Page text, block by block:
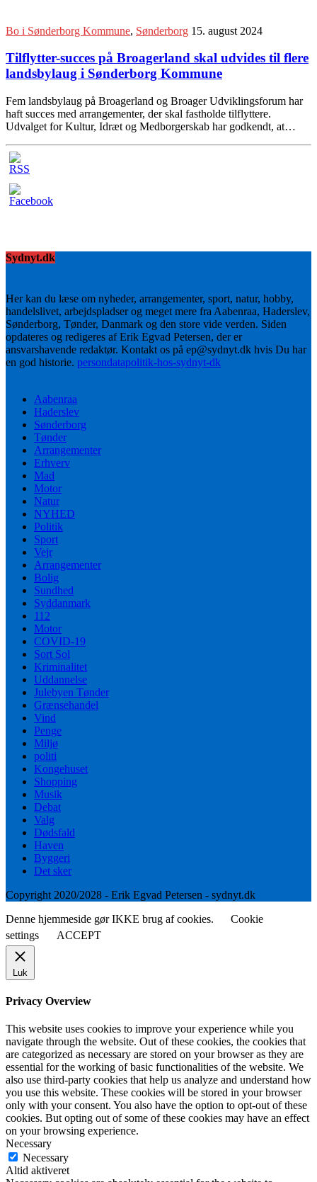
Bo i Sønderborg Kommune, Sønderborg 15. august 2024
Tilflytter-succes på Broagerland skal udvides til flere
landsbylaug i Sønderborg Kommune
Fem landsbylaug på Broagerland og Broager Udviklingsforum har
haft succes med arrangementer, der skal fastholde tilflyttere.
Udvalget for Kultur, Idræt og Medborgerskab har godkendt, at…
Sydnyt.dk
Her kan du læse om nyheder, arrangementer, sport, natur, hobby,
handelslivet, arbejdspladser og meget mere fra Aabenraa, Haderslev,
Sønderborg, Tønder, Danmark og den store vide verden. Siden
opdateres og redigeres af Erik Egvad Petersen, der er
ansvarshavende redaktør. Kontakt os på ep@sydnyt.dk hvis Du har
en god historie. persondatapolitik-hos-sydnyt-dk
Aabenraa
Haderslev
Sønderborg
Tønder
Arrangementer
Erhverv
Mad
Motor
Natur
NYHED
Politik
Sport
Vejr
Arrangementer
Bolig
Sundhed
Syddanmark
112
Motor
COVID-19
Sort Sol
Kriminalitet
Uddannelse
Julebyen Tønder
Grænsehandel
Vind
Penge
Miljø
politi
Kongehuset
Shopping
Musik
Debat
Valg
Dødsfald
Haven
Byggeri
Det sker
Copyright 2020/2028 - Erik Egvad Petersen - sydnyt.dk
Denne hjemmeside gør IKKE brug af cookies.
Cookie
settings
ACCEPT
Luk
Privacy Overview
This website uses cookies to improve your experience while you
navigate through the website. Out of these cookies, the cookies that
are categorized as necessary are stored on your browser as they are
essential for the working of basic functionalities of the website. We
also use third-party cookies that help us analyze and understand how
you use this website. These cookies will be stored in your browser
only with your consent. You also have the option to opt-out of these
cookies. But opting out of some of these cookies may have an effect
on your browsing experience.
Necessary
Necessary
Altid aktiveret